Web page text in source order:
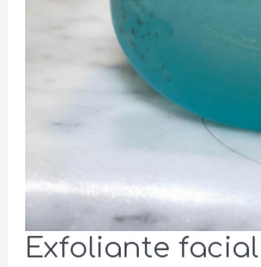
Exfoliante